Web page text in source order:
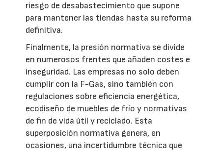
riesgo de desabastecimiento que supone
para mantener las tiendas hasta su reforma
definitiva.
Finalmente, la presión normativa se divide
en numerosos frentes que añaden costes e
inseguridad. Las empresas no solo deben
cumplir con la F-Gas, sino también con
regulaciones sobre eficiencia energética,
ecodiseño de muebles de frío y normativas
de fin de vida útil y reciclado. Esta
superposición normativa genera, en
ocasiones, una incertidumbre técnica que